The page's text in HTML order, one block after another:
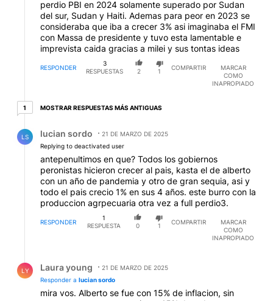
perdio PBI en 2024 solamente superado por Sudan
del sur, Sudan y Haiti. Ademas para peor en 2023 se
consideraba que iba a crecer 3% asi imaginaba el FMI
con Massa de presidente y tuvo esta lamentable e
imprevista caida gracias a milei y sus tontas ideas
RESPONDER
3
RESPUESTAS
2 1
COMPARTIR
MARCAR
COMO
INAPROPIADO
11 respuesta más antiguas
MOSTRAR RESPUESTAS MÁS ANTIGUAS
LS lucian sordo
21 DE MARZO DE 2025
Replying to deactivated user
antepenultimos en que? Todos los gobiernos
peronistas hicieron crecer al pais, kasta el de alberto
con un año de pandemia y otro de gran sequia, asi y
todo el pais crecio 1% en sus 4 años. este burro con la
produccion agrpecuaria otra vez a full perdio3.
RESPONDER
1
RESPUESTA
0 1
COMPARTIR
MARCAR
COMO
INAPROPIADO
LY Laura young
21 DE MARZO DE 2025
Responder a lucian sordo
mira vos. Alberto se fue con 15% de inflacion, sin